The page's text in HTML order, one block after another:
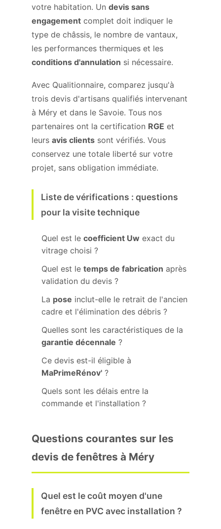
votre habitation. Un devis sans
engagement complet doit indiquer le
type de châssis, le nombre de vantaux,
les performances thermiques et les
conditions d'annulation si nécessaire.
Avec Qualitionnaire, comparez jusqu'à
trois devis d'artisans qualifiés intervenant
à Méry et dans le Savoie. Tous nos
partenaires ont la certification RGE et
leurs avis clients sont vérifiés. Vous
conservez une totale liberté sur votre
projet, sans obligation immédiate.
Liste de vérifications : questions
pour la visite technique
Quel est le coefficient Uw exact du
vitrage choisi ?
Quel est le temps de fabrication après
validation du devis ?
La pose inclut-elle le retrait de l'ancien
cadre et l'élimination des débris ?
Quelles sont les caractéristiques de la
garantie décennale ?
Ce devis est-il éligible à
MaPrimeRénov' ?
Quels sont les délais entre la
commande et l'installation ?
Questions courantes sur les
devis de fenêtres à Méry
Quel est le coût moyen d'une
fenêtre en PVC avec installation ?